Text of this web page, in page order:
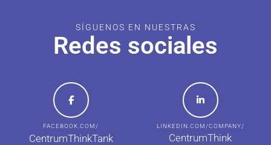
SÍGUENOS EN NUESTRAS
Redes sociales
FACEBOOK.COM/
CentrumThinkTank
LINKEDIN.COM/COMPANY/
CentrumThink